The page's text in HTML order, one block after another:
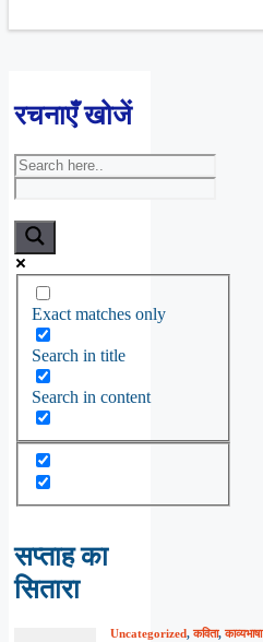
रचनाएँ खोजें
Exact matches only
Search in title
Search in content
सप्ताह का
सितारा
Uncategorized,कविता,काव्यभाषा